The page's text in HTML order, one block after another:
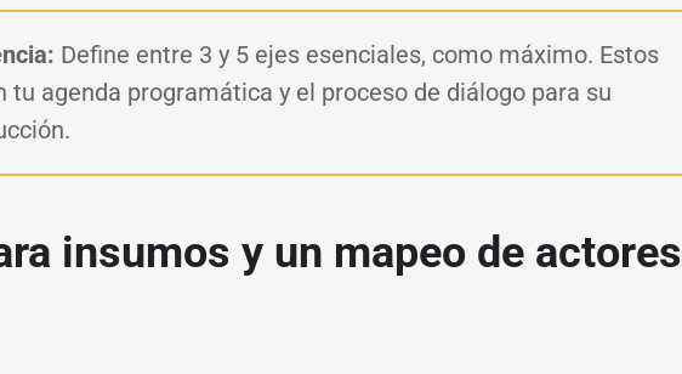
Define entre 3 y 5 ejes esenciales, como máximo. Estos
tu agenda programática y el proceso de diálogo para su
insumos y un mapeo de actores